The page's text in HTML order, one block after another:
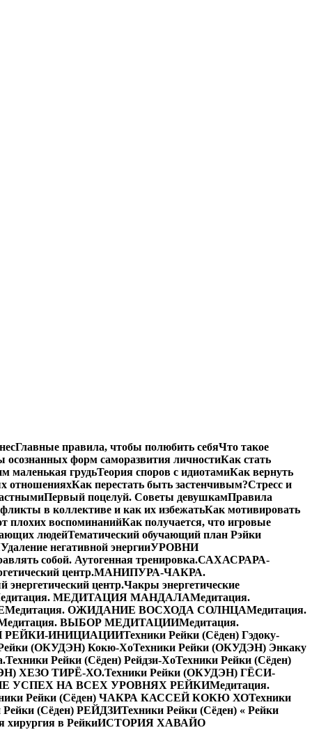
Главные правила, чтобы полюбить себяЧто такое
осознанных форм саморазвития личностиКак стать
маленькая грудьТеория споров с идиотамиКак вернуть
отношенияхКак перестать быть застенчивым?Стресс и
Первый поцелуй. Советы девушкамПравила
в коллективе и как их избежатьКак мотивировать
плохих воспоминанийКак получается, что игровые
людейТематический обучающий план Рэйки
Удаление негативной энергииУРОВНИ
собой. Аутогенная тренировка.САХАСРАРА-
центр.МАНИПУРА-ЧАКРА.
центр.Чакры энергетические
МЕДИТАЦИЯ МАНДАЛАМедитация.
Медитация. ОЖИДАНИЕ ВОСХОДА СОЛНЦАМедитация.
ВЫБОР МЕДИТАЦИИМедитация.
РЕЙКИ-ИНИЦИАЦИИТехники Рейки (Сёден) Гэдоку-
(ОКУДЭН) Кокю-ХоТехники Рейки (ОКУДЭН) Энкаку
Техники Рейки (Сёден) Рейдзи-ХоТехники Рейки (Сёден)
ХЕЗО ТИРЁ-ХО.Техники Рейки (ОКУДЭН) ГЁСИ-
УСПЕХ НА ВСЕХ УРОВНЯХ РЕЙКИМедитация.
Рейки (Сёден) ЧАКРА КАССЕЙ КОКЮ ХОТехники
Рейки (Сёден) РЕЙДЗИТехники Рейки (Сёден) « Рейки
хирургия в РейкиИСТОРИЯ ХАВАЙО